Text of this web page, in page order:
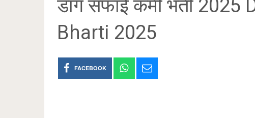
डांग सफाई कर्मी भर्ती
Bharti 2025
FACEBOOK